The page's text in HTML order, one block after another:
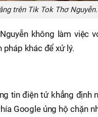
trên Tik Tok Thơ Nguyễn.
không làm việc
pháp khác để xử lý.
tin điện tử khẳng định
Google ủng hộ chặn